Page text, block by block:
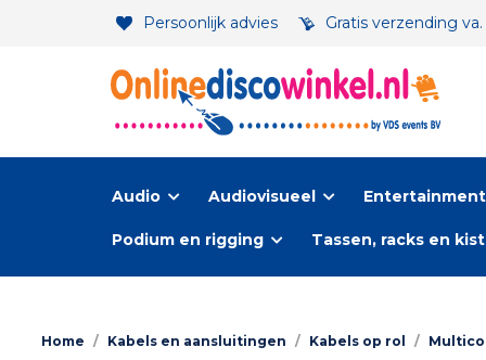
Persoonlijk advies Gratis verzending
Audio Audiovisueel
Podium en rigging Tassen, racks en
Home / Kabels en aansluitingen / Kabels op rol /